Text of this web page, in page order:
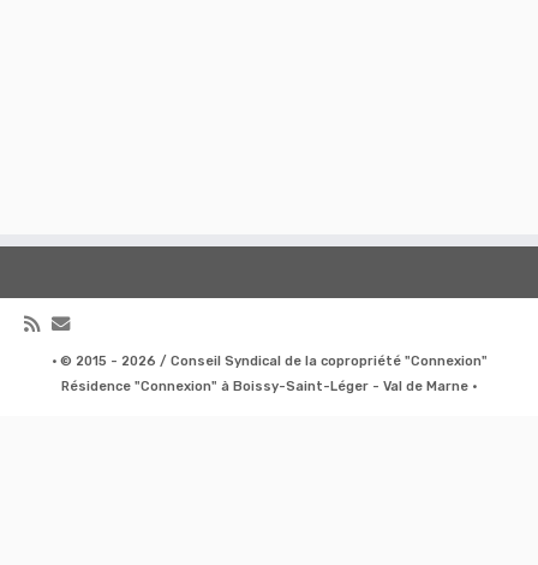
· © 2015 - 2026 / Conseil Syndical de la copropriété "Connexion"
Résidence "Connexion" à Boissy-Saint-Léger - Val de Marne ·